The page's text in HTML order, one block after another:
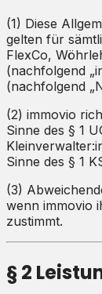
(1) Diese
gelten für
FlexCo,
(nachfolgend
(nachfolgend
(2) immovio
Sinne des § 1
Sinne des § 1
(3)
wenn immovio
zustimmt.
§ 2